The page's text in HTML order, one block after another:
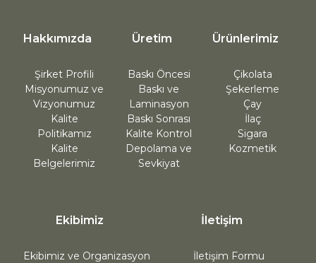
Hakkımızda
Şirket Profili
Misyonumuz ve
Vizyonumuz
Kalite
Politikamız
Kalite
Belgelerimiz
Üretim
Baskı Öncesi
Baskı ve
Laminasyon
Baskı Sonrası
Kalite Kontrol
Depolama ve
Sevkiyat
Ürünlerimiz
Çikolata
Şekerleme
Çay
İlaç
Sigara
Kozmetik
Ekibimiz
Ekibimiz ve Organizasyon
İletişim
İletişim Formu